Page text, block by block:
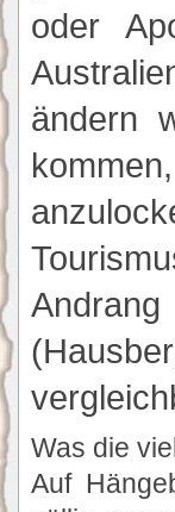
oder
ändern
Was die
Auf